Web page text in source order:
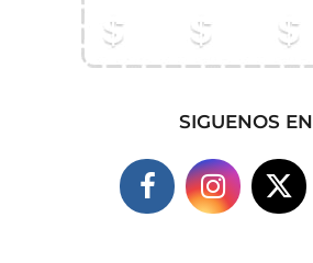
SIGUENOS EN